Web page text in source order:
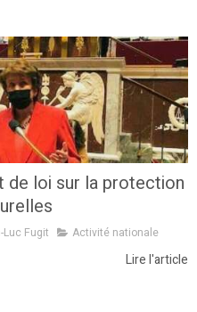
de loi sur la protection
Luc Fugit Activité nationale
Lire l'article